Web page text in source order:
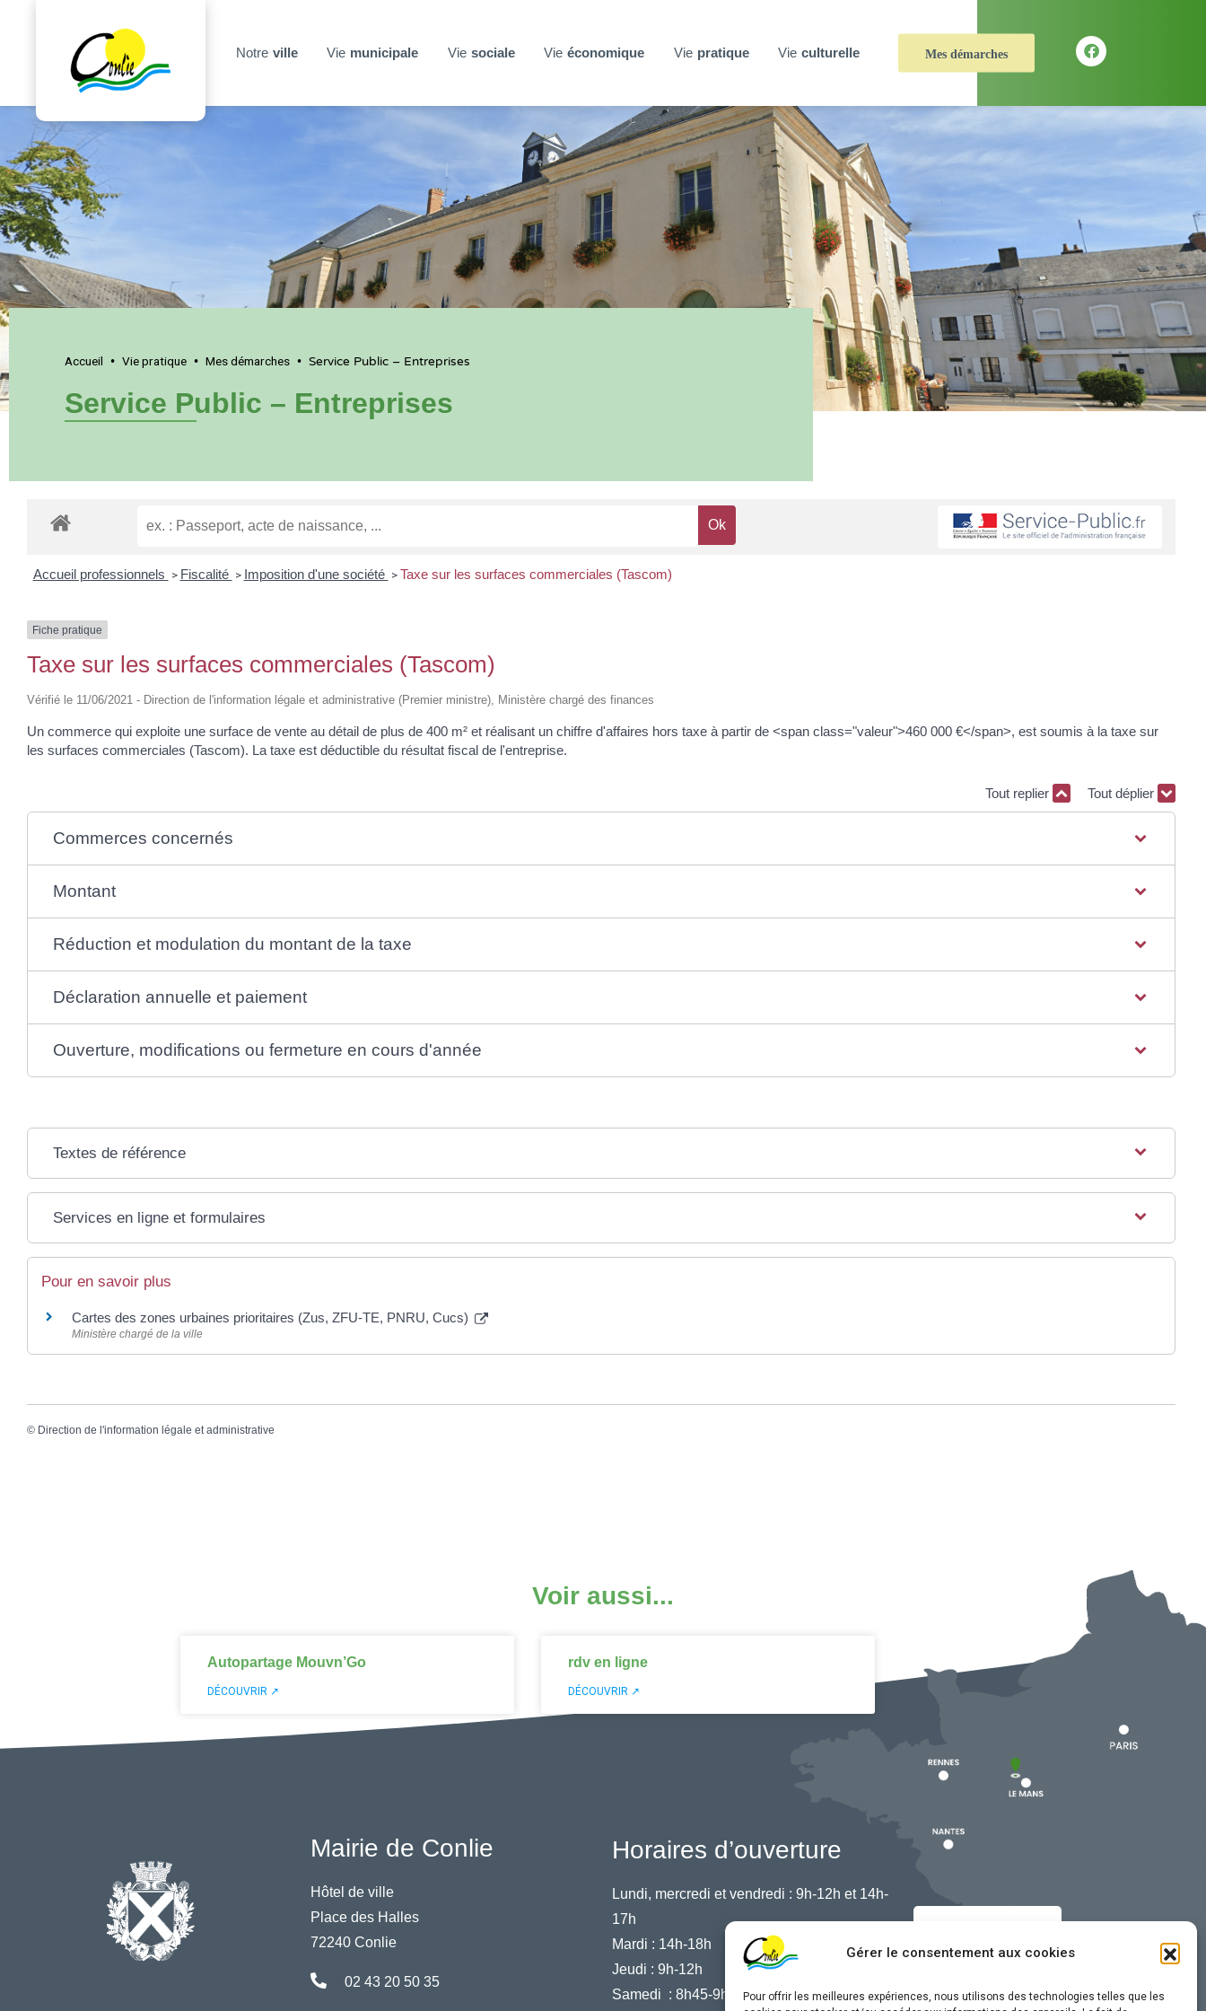
Gérer le consentement aux cookies
Pour offrir les meilleures expériences, nous utilisons des technologies telles que les
Notre ville Vie municipale Vie sociale Vie économique Vie pratique Vie culturelle Mes démarches
Accueil • Vie pratique • Mes démarches • Service Public – Entreprises
Service Public – Entreprises
Accueil professionnels > Fiscalité > Imposition d'une société > Taxe sur les surfaces commerciales (Tascom)
Fiche pratique
Taxe sur les surfaces commerciales (Tascom)
Vérifié le 11/06/2021 - Direction de l'information légale et administrative (Premier ministre), Ministère chargé des finances
Un commerce qui exploite une surface de vente au détail de plus de 400 m² et réalisant un chiffre d'affaires hors taxe à partir de <span class="valeur">460 000 €</span>, est soumis à la taxe sur
les surfaces commerciales (Tascom). La taxe est déductible du résultat fiscal de l'entreprise.
Tout replier Tout déplier
Commerces concernés
Montant
Réduction et modulation du montant de la taxe
Déclaration annuelle et paiement
Ouverture, modifications ou fermeture en cours d'année
Textes de référence
Services en ligne et formulaires
Pour en savoir plus
Cartes des zones urbaines prioritaires (Zus, ZFU-TE, PNRU, Cucs)
Ministère chargé de la ville
© Direction de l'information légale et administrative
Voir aussi...
Autopartage Mouvn’Go
DÉCOUVRIR ↗
rdv en ligne
DÉCOUVRIR ↗
Mairie de Conlie
Hôtel de ville
Place des Halles
72240 Conlie
02 43 20 50 35
Horaires d’ouverture
Lundi, mercredi et vendredi : 9h-12h et 14h-
17h
Mardi : 14h-18h
Jeudi : 9h-12h
Samedi : 8h45-9h45